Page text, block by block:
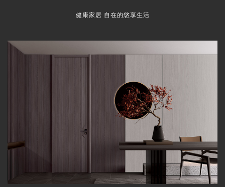
健康家居 自在的悠享生活